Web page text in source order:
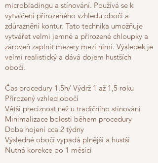
microbladingu a stínování. Používá se k
vytvoření přirozeného vzhledu obočí a
zdůraznění kontur. Tato technika umožňuje
vytvářet velmi jemné a přirozené chloupky a
zároveň zaplnit mezery mezi nimi. Výsledek je
velmi realistický a dává dojem hustších
obočí.
Čas procedury 1,5h/ Výdrž 1 až 1,5 roku
Přirozený vzhled obočí
Větší preciznost než u tradičního stínování
Minimalizace bolesti během procedury
Doba hojení cca 2 týdny
Výsledné obočí vypadá plnější a hustší
Nutná korekce po 1 měsíci